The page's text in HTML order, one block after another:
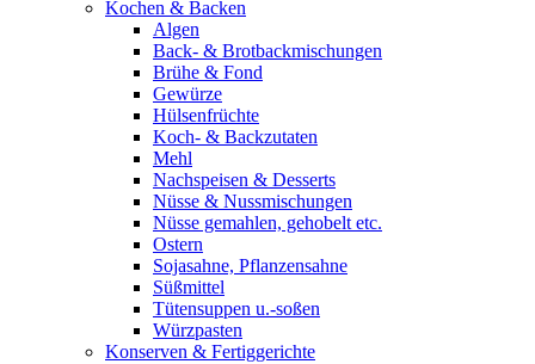
Kochen & Backen
Algen
Back- & Brotbackmischungen
Brühe & Fond
Gewürze
Hülsenfrüchte
Koch- & Backzutaten
Mehl
Nachspeisen & Desserts
Nüsse & Nussmischungen
Nüsse gemahlen, gehobelt etc.
Ostern
Sojasahne, Pflanzensahne
Süßmittel
Tütensuppen u.-soßen
Würzpasten
Konserven & Fertiggerichte